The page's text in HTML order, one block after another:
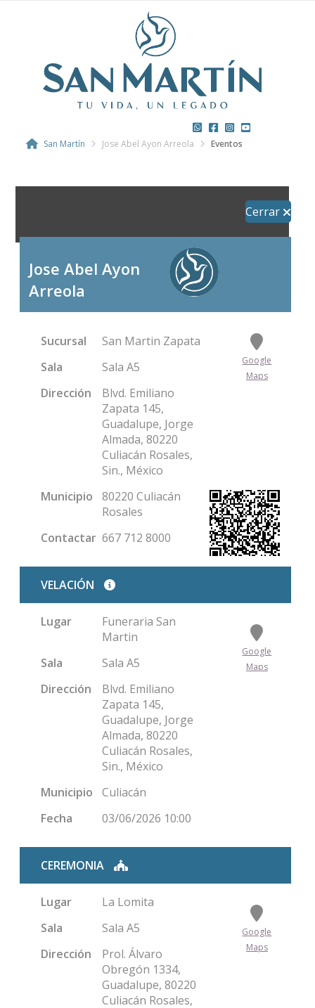
San Martín Jose Abel Ayon Arreola Eventos
Cerrar
Jose Abel Ayon
Arreola
Sucursal
San Martin Zapata
Sala
Sala A5
Dirección
Blvd. Emiliano
Zapata 145,
Guadalupe, Jorge
Almada, 80220
Culiacán Rosales,
Sin., México
Municipio
80220 Culiacán
Rosales
Contactar 667 712 8000
Google
Maps
Condolencias
VELACIÓN
Lugar
Funeraria San
Martin
Sala
Sala A5
Dirección
Blvd. Emiliano
Zapata 145,
Guadalupe, Jorge
Almada, 80220
Culiacán Rosales,
Sin., México
Municipio
Culiacán
Fecha
03/06/2026 10:00
Google
Maps
CEREMONIA
Lugar
La Lomita
Sala
Sala A5
Dirección
Prol. Álvaro
Obregón 1334,
Guadalupe, 80220
Culiacán Rosales,
Google
Maps